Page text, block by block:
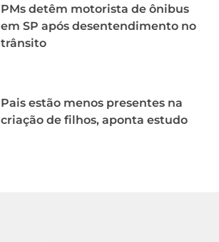
PMs detêm motorista de ônibus
em SP após desentendimento no
trânsito
Pais estão menos presentes na
criação de filhos, aponta estudo